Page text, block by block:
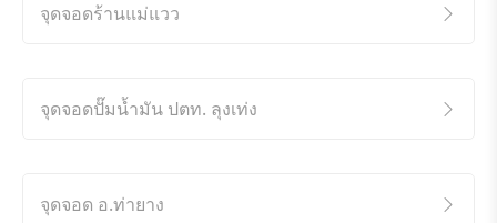
จุดจอดร้านแม่แวว
จุดจอดปั๊มน้ำมัน ปตท. ลุงเท่ง
จุดจอด อ.ท่ายาง